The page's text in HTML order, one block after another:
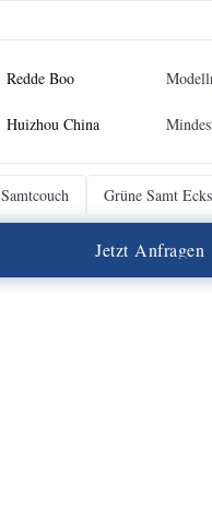
Redde Boo
Huizhou China
Grüne Samt
Jetzt Anfragen